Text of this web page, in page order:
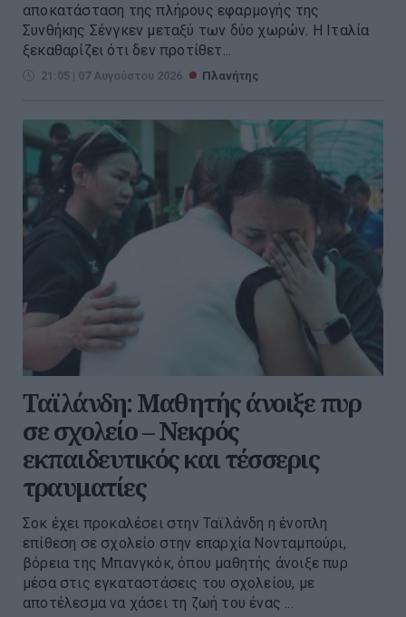
αποκατάσταση της πλήρους εφαρμογής της
Συνθήκης Σένγκεν μεταξύ των δύο χωρών. Η Ιταλία
ξεκαθαρίζει ότι δεν προτίθετ...
21:05 | 07 Αυγούστου 2026 Πλανήτης
Ταϊλάνδη: Μαθητής άνοιξε πυρ
σε σχολείο – Νεκρός
εκπαιδευτικός και τέσσερις
τραυματίες
Σοκ έχει προκαλέσει στην Ταϊλάνδη η ένοπλη
επίθεση σε σχολείο στην επαρχία Νονταμπούρι,
βόρεια της Μπανγκόκ, όπου μαθητής άνοιξε πυρ
μέσα στις εγκαταστάσεις του σχολείου, με
αποτέλεσμα να χάσει τη ζωή του ένας ...